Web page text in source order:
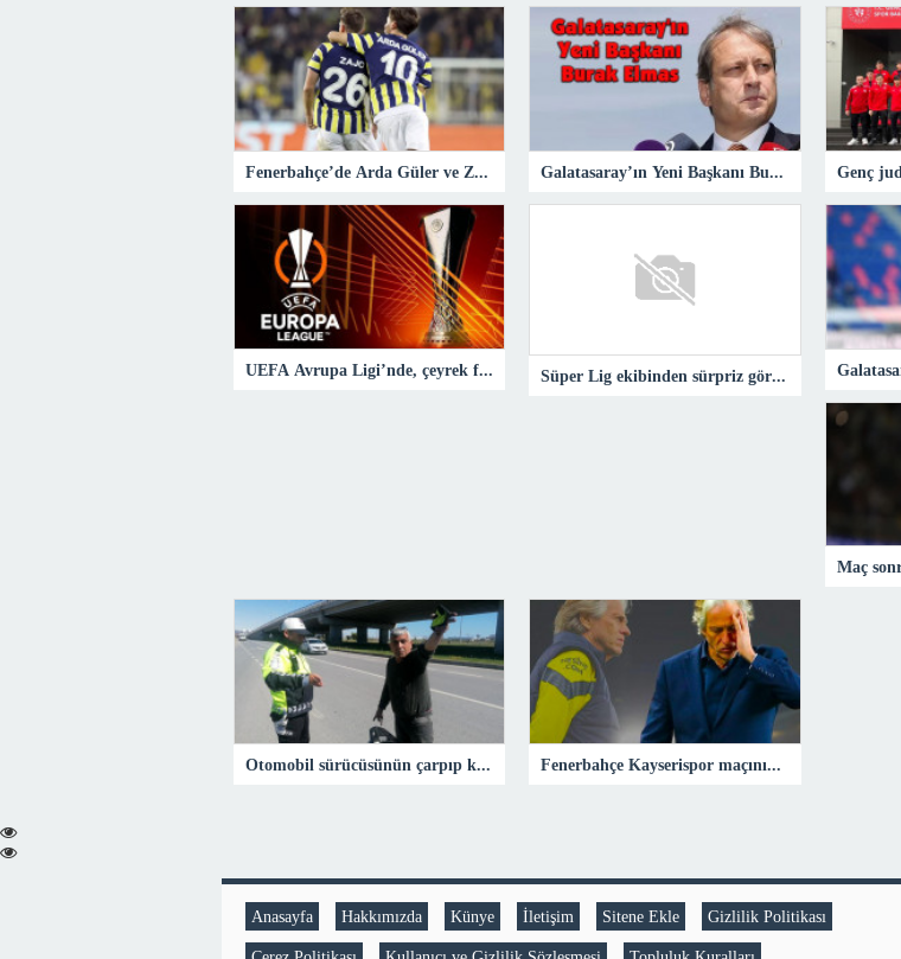
Fenerbahçe’de Arda Güler ve Zajc ilk 11’e dönüyor: İşte muhtemel 11 Galatasaray’ın Yeni Başkanı Burak Elmas – Spor
Süper Lig ekibinden sürpriz görüşme! Slaven Bilic…
Otomobil sürücüsünün çarpıp kaçtığı motosiklet sürücüsü yaralandı Fenerbahçe Kayserispor maçının ardından Jorge Jesus’a eleştiri! “Karizması zayıfladı, Guardiola bile…”Fenerbahçe
Anasayfa Hakkımızda Künye İletişim Sitene Ekle Gizlilik Politikası